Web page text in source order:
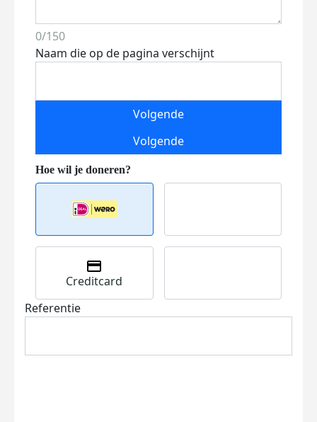
0/150
Naam die op de pagina verschijnt
Volgende
Volgende
Creditcard
Referentie